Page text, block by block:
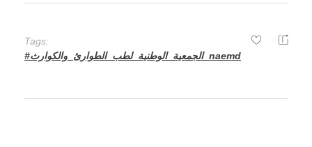
Tags:
#الجمعية_الوطنية_لطب_الطوارئ_والكوارث_naemd